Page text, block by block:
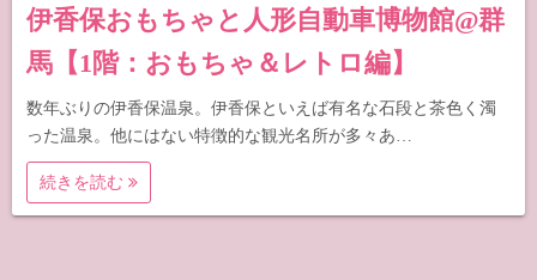
伊香保おもちゃと人形自動車博物館@群
馬【1階：おもちゃ＆レトロ編】
数年ぶりの伊香保温泉。伊香保といえば有名な石段と茶色く濁
った温泉。他にはない特徴的な観光名所が多々あ…
続きを読む